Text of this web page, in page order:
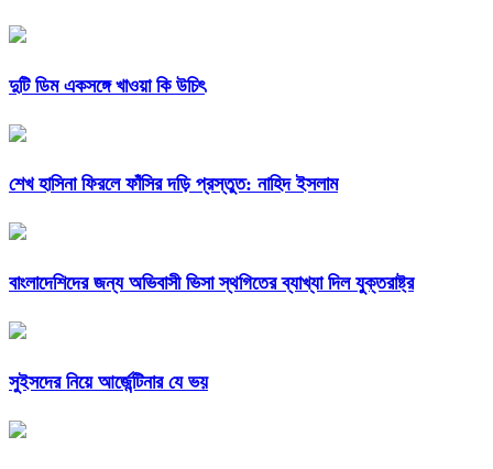
দুটি ডিম একসঙ্গে খাওয়া কি উচিৎ
শেখ হাসিনা ফিরলে ফাঁসির দড়ি প্রস্তুত: নাহিদ ইসলাম
বাংলাদেশিদের জন্য অভিবাসী ভিসা স্থগিতের ব্যাখ্যা দিল যুক্তরাষ্ট্র
সুইসদের নিয়ে আর্জেন্টিনার যে ভয়